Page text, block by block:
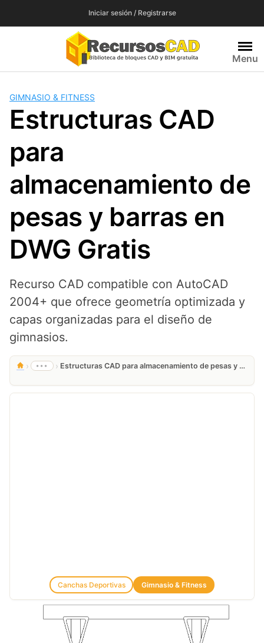
Iniciar sesión / Registrarse
Menu
GIMNASIO & FITNESS
Estructuras CAD
para
almacenamiento de
pesas y barras en
DWG Gratis
Recurso CAD compatible con AutoCAD
2004+ que ofrece geometría optimizada y
capas organizadas para el diseño de
gimnasios.
› ••• › Estructuras CAD para almacenamiento de pesas y barras en DWG Gratis
Canchas Deportivas Gimnasio & Fitness